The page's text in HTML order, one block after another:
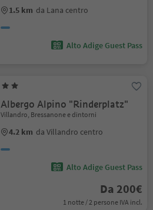
1.5 km da Lana centro
Alto Adige Guest Pass
Albergo Alpino "Rinderplatz"
Villandro, Bressanone e dintorni
4.2 km da Villandro centro
Alto Adige Guest Pass
Da 200€
1 notte / 2 persone IVA incl.